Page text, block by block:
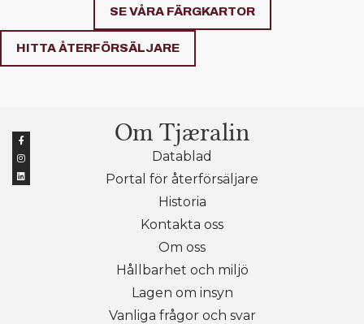
SE VÅRA FÄRGKARTOR
HITTA ÅTERFÖRSÄLJARE
Om Tjæralin
Datablad
Portal för återförsäljare
Historia
Kontakta oss
Om oss
Hållbarhet och miljö
Lagen om insyn
Vanliga frågor och svar